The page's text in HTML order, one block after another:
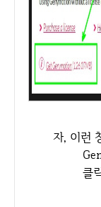
자, 이런 창으로 바뀔 건데요, 저기 부분에 Get